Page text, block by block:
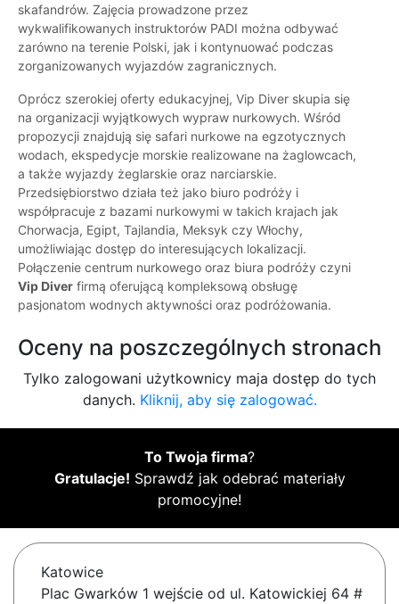
skafandrów. Zajęcia prowadzone przez
wykwalifikowanych instruktorów PADI można odbywać
zarówno na terenie Polski, jak i kontynuować podczas
zorganizowanych wyjazdów zagranicznych.
Oprócz szerokiej oferty edukacyjnej, Vip Diver skupia się
na organizacji wyjątkowych wypraw nurkowych. Wśród
propozycji znajdują się safari nurkowe na egzotycznych
wodach, ekspedycje morskie realizowane na żaglowcach,
a także wyjazdy żeglarskie oraz narciarskie.
Przedsiębiorstwo działa też jako biuro podróży i
współpracuje z bazami nurkowymi w takich krajach jak
Chorwacja, Egipt, Tajlandia, Meksyk czy Włochy,
umożliwiając dostęp do interesujących lokalizacji.
Połączenie centrum nurkowego oraz biura podróży czyni
Vip Diver firmą oferującą kompleksową obsługę
pasjonatom wodnych aktywności oraz podróżowania.
Oceny na poszczególnych stronach
Tylko zalogowani użytkownicy maja dostęp do tych
danych. Kliknij, aby się zalogować.
To Twoja firma?
Gratulacje! Sprawdź jak odebrać materiały
promocyjne!
Katowice
Plac Gwarków 1 wejście od ul. Katowickiej 64 #